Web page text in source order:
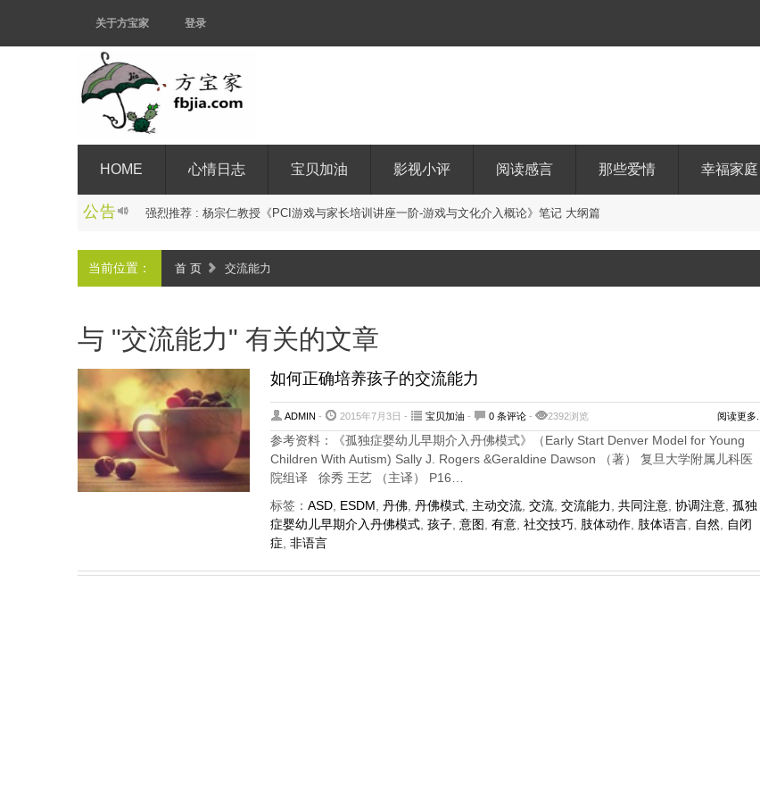
关于方宝家 登录
HOME 心情日志 宝贝加油 影视小评 阅读感言 那些爱情 幸福家庭
公告 强烈推荐 : 杨宗仁教授 《 PC 游戏与家长培训 讲座一阶-游戏与文化介 入概论》 笔记 大纲篇
当前位置： 首 页 交流能力
与 "交流能力" 有关的文章
如何正确培养孩子的交流能力
ADMIN - 2015年7月3日 - 宝贝加油 - 0 条评论- 2392浏览 阅读更多...
参考资料：《孤独症婴幼儿早期介入丹佛模式》（Early Start Denver Model for Young
Children With Autism) Sally J. Rogers &Geraldine Dawson （著） 复旦大学附属儿科医
院组译 徐秀 王艺 （主译） P16…
标签： ASD, ESDM 丹佛, 丹佛模式, 主动交流, 交流, 交流能力 共同注意, 协调注意, 孤独
症婴幼儿早期介入丹佛模式, 孩子, 意图 有意, 社交技巧, 肢体动作, 肢体语言, 自然
自闭
症 非语言